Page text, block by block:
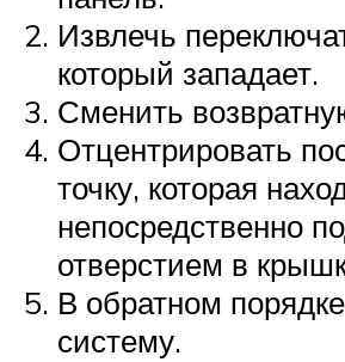
Извлечь
который западает.
Сменить
Отцентрировать
точку, которая
непосредственно
отверстием в
В обратном
систему.